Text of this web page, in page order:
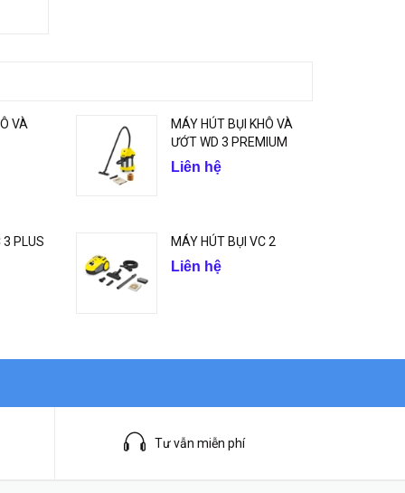
VÀ
MÁY HÚT BỤI KHÔ VÀ
ƯỚT WD 3 PREMIUM
Liên hệ
3 PLUS MÁY HÚT BỤI VC 2
Liên hệ
Tư vẫn miễn phí